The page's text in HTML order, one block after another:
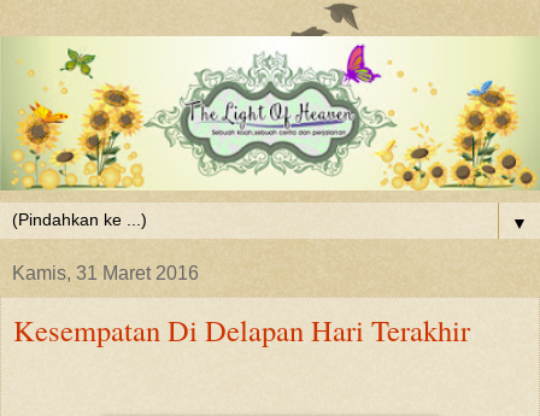
▼
Kamis, 31 Maret 2016
Kesempatan Di Delapan Hari Terakhir